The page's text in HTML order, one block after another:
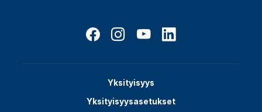
Yksityisyys
Yksityisyysasetukset